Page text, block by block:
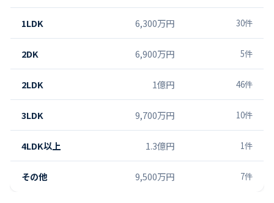
1LDK 6,300万円 30件
2DK 6,900万円 5件
2LDK 1億円 46件
3LDK 9,700万円 10件
4LDK以上 1.3億円 1件
その他 9,500万円 7件